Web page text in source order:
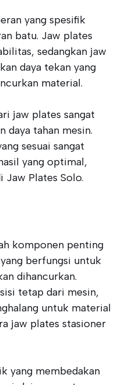
yang spesifik
batu. Jaw plates
sedangkan jaw
daya tekan yang
material.
jaw plates sangat
daya tahan mesin.
sesuai sangat
yang optimal,
Jaw Plates Solo.
komponen penting
berfungsi untuk
dihancurkan.
tetap dari mesin,
untuk material
jaw plates stasioner
yang membedakan